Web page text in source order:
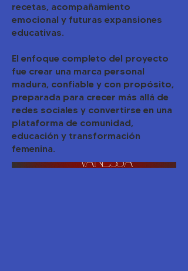
recetas, acompañamiento
emocional y futuras expansiones
educativas.
El enfoque completo del proyecto
fue crear una marca personal
madura, confiable y con propósito,
preparada para crecer más allá de
redes sociales y convertirse en una
plataforma de comunidad,
educación y transformación
femenina.